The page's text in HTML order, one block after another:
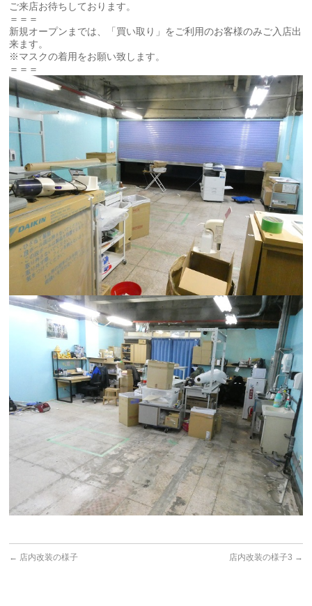
ご来店お待ちしております。
＝＝＝
新規オープンまでは、「買い取り」をご利用のお客様のみご入店出
来ます。
※マスクの着用をお願い致します。
＝＝＝
← 店内改装の様子 店内改装の様子3 →